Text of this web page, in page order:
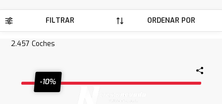
FILTRAR ORDENAR POR
2.457 Coches
-10%